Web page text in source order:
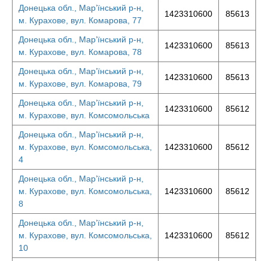
Донецька обл., Мар’їнський р-н,
м. Курахове, вул. Комарова, 77
1423310600 85613
Донецька обл., Мар’їнський р-н,
м. Курахове, вул. Комарова, 78
1423310600 85613
Донецька обл., Мар’їнський р-н,
м. Курахове, вул. Комарова, 79
1423310600 85613
Донецька обл., Мар’їнський р-н,
м. Курахове, вул. Комсомольська
1423310600 85612
Донецька обл., Мар’їнський р-н,
м. Курахове, вул. Комсомольська,
4
1423310600 85612
Донецька обл., Мар’їнський р-н,
м. Курахове, вул. Комсомольська,
8
1423310600 85612
Донецька обл., Мар’їнський р-н,
м. Курахове, вул. Комсомольська,
10
1423310600 85612